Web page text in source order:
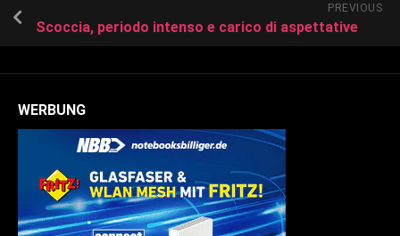
PREVIOUS
Scoccia, periodo intenso e carico di aspettative
WERBUNG